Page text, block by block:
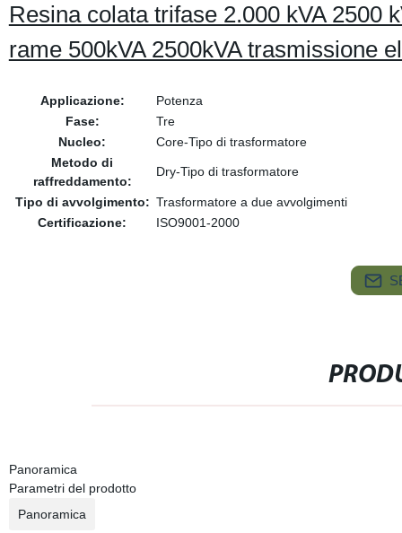
Resina colata trifase 2.000 kVA 2500
rame 500kVA 2500kVA trasmissione
Applicazione:
Potenza
Fase:
Tre
Nucleo:
Core-Tipo di trasformatore
Metodo di
raffreddamento:
Dry-Tipo di trasformatore
Tipo di avvolgimento: Trasformatore a due avvolgimenti
Certificazione:
ISO9001-2000
Panoramica
Parametri del prodotto
Panoramica